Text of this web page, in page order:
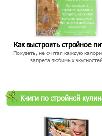
Как выстроить стройное
Похудеть, не считая каждую
запрета любимых вкусностей
Книги по стройной